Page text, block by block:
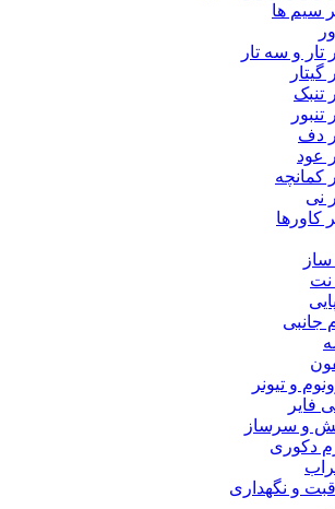
سیم ها
تار و سه تار
گیتار
تنبک
تنبور
دف
عود
کمانچه
نی
کاورها
ساز
نت
جانبی
و تیونر
فایر
و سرساز
دکوری
و نگهداری